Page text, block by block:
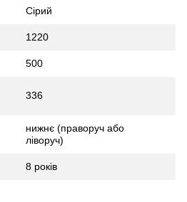
Сірий
1220
500
336
нижнє (праворуч або
ліворуч)
8 років